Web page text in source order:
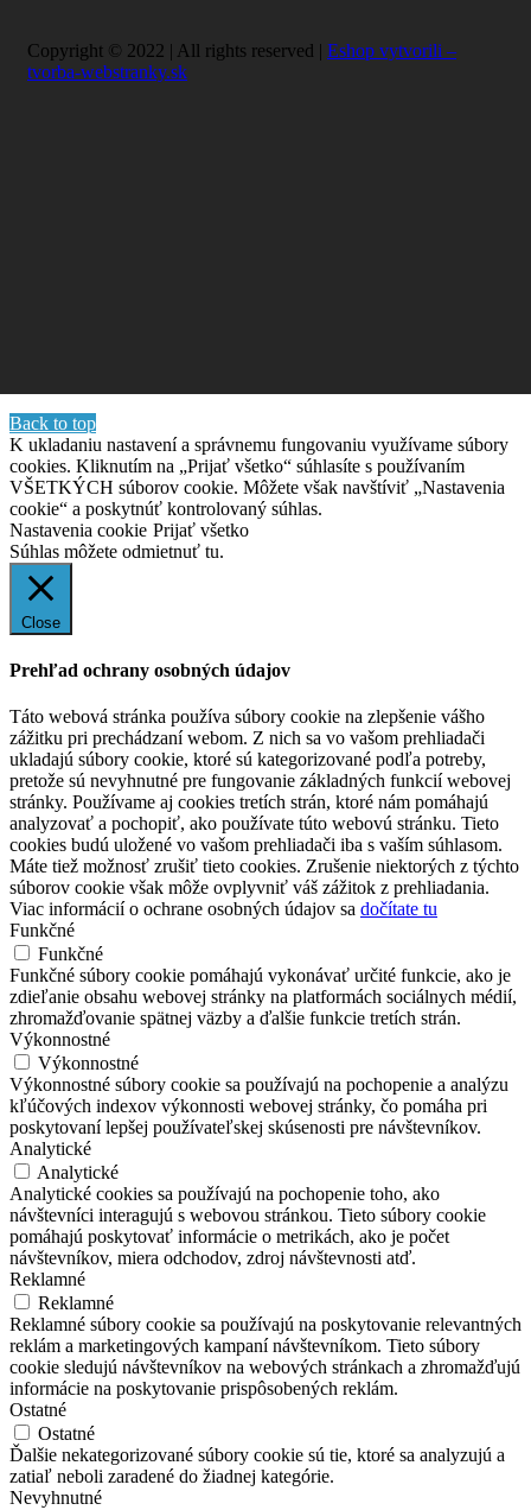
Copyright © 2022 | All rights reserved | Eshop vytvorili –
tvorba-webstranky.sk
Back to top
K ukladaniu nastavení a správnemu fungovaniu využívame súbory
cookies. Kliknutím na „Prijať všetko“ súhlasíte s používaním
VŠETKÝCH súborov cookie. Môžete však navštíviť „Nastavenia
cookie“ a poskytnúť kontrolovaný súhlas.
Nastavenia cookie Prijať všetko
Súhlas môžete odmietnuť tu.
Close
Prehľad ochrany osobných údajov
Táto webová stránka používa súbory cookie na zlepšenie vášho
zážitku pri prechádzaní webom. Z nich sa vo vašom prehliadači
ukladajú súbory cookie, ktoré sú kategorizované podľa potreby,
pretože sú nevyhnutné pre fungovanie základných funkcií webovej
stránky. Používame aj cookies tretích strán, ktoré nám pomáhajú
analyzovať a pochopiť, ako používate túto webovú stránku. Tieto
cookies budú uložené vo vašom prehliadači iba s vaším súhlasom.
Máte tiež možnosť zrušiť tieto cookies. Zrušenie niektorých z týchto
súborov cookie však môže ovplyvniť váš zážitok z prehliadania.
Viac informácií o ochrane osobných údajov sa dočítate tu
Funkčné
Funkčné
Funkčné súbory cookie pomáhajú vykonávať určité funkcie, ako je
zdieľanie obsahu webovej stránky na platformách sociálnych médií,
zhromažďovanie spätnej väzby a ďalšie funkcie tretích strán.
Výkonnostné
Výkonnostné
Výkonnostné súbory cookie sa používajú na pochopenie a analýzu
kľúčových indexov výkonnosti webovej stránky, čo pomáha pri
poskytovaní lepšej používateľskej skúsenosti pre návštevníkov.
Analytické
Analytické
Analytické cookies sa používajú na pochopenie toho, ako
návštevníci interagujú s webovou stránkou. Tieto súbory cookie
pomáhajú poskytovať informácie o metrikách, ako je počet
návštevníkov, miera odchodov, zdroj návštevnosti atď.
Reklamné
Reklamné
Reklamné súbory cookie sa používajú na poskytovanie relevantných
reklám a marketingových kampaní návštevníkom. Tieto súbory
cookie sledujú návštevníkov na webových stránkach a zhromažďujú
informácie na poskytovanie prispôsobených reklám.
Ostatné
Ostatné
Ďalšie nekategorizované súbory cookie sú tie, ktoré sa analyzujú a
zatiaľ neboli zaradené do žiadnej kategórie.
Nevyhnutné